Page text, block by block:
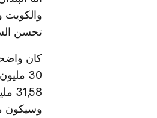
والكويت
تحسن
كان
30
وسيكون